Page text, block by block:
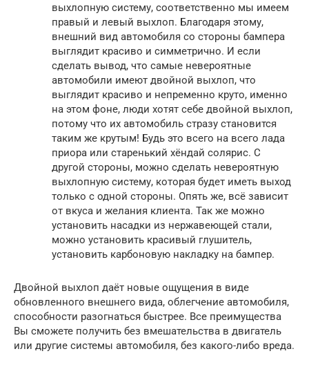
выхлопную систему, соответственно мы имеем
правый и левый выхлоп. Благодаря этому,
внешний вид автомобиля со стороны бампера
выглядит красиво и симметрично. И если
сделать вывод, что самые невероятные
автомобили имеют двойной выхлоп, что
выглядит красиво и непременно круто, именно
на этом фоне, люди хотят себе двойной выхлоп,
потому что их автомобиль стразу становится
таким же крутым! Будь это всего на всего лада
приора или старенький хёндай солярис. С
другой стороны, можно сделать невероятную
выхлопную систему, которая будет иметь выход
только с одной стороны. Опять же, всё зависит
от вкуса и желания клиента. Так же можно
установить насадки из нержавеющей стали,
можно установить красивый глушитель,
установить карбоновую накладку на бампер.
Двойной выхлоп даёт новые ощущения в виде
обновленного внешнего вида, облегчение автомобиля,
способности разогнаться быстрее. Все преимущества
Вы сможете получить без вмешательства в двигатель
или другие системы автомобиля, без какого-либо вреда.